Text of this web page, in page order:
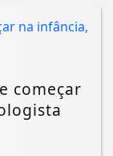
começar